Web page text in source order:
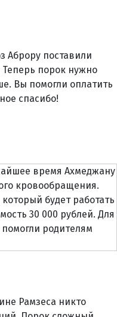
Аброру поставили
Теперь порок нужно
Вы помогли оплатить
спасибо!
время Ахмеджану
кровообращения.
будет работать
30 000 рублей. Для
родителям
Рамзеса никто